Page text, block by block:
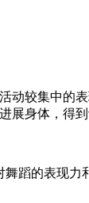
较集中
身体，得
蹈的表现